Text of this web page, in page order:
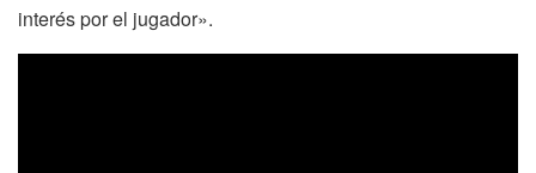
interés por el jugador».